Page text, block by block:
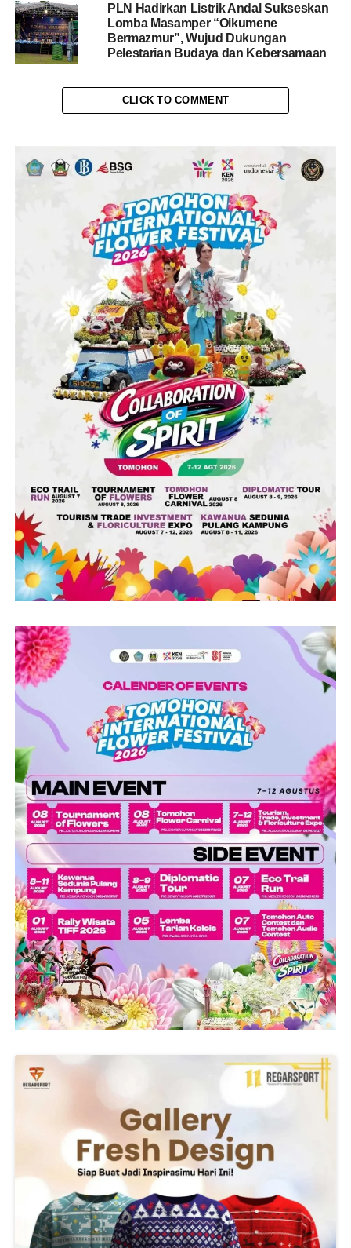
PLN Hadirkan Listrik Andal Sukseskan
Lomba Masamper “Oikumene
Bermazmur”, Wujud Dukungan
Pelestarian Budaya dan Kebersamaan
CLICK TO COMMENT